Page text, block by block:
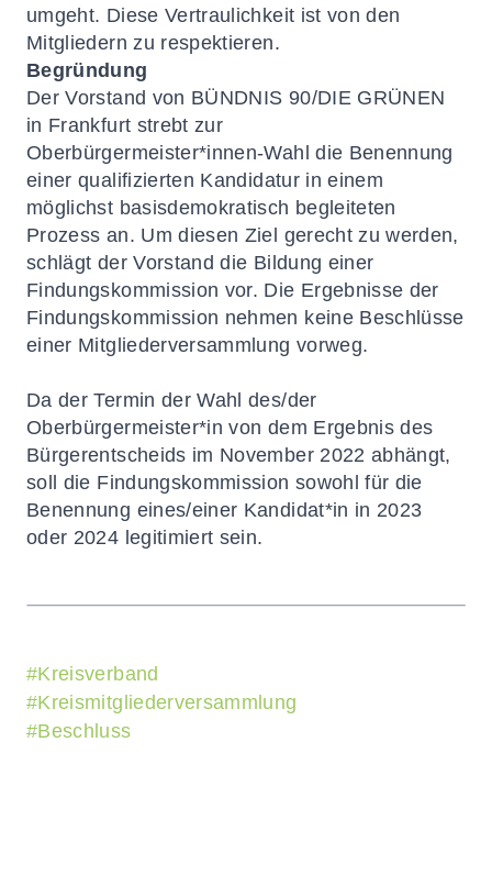
umgeht. Diese Vertraulichkeit ist von den
Mitgliedern zu respektieren.
Begründung
Der Vorstand von BÜNDNIS 90/DIE GRÜNEN
in Frankfurt strebt zur
Oberbürgermeister*innen-Wahl die Benennung
einer qualifizierten Kandidatur in einem
möglichst basisdemokratisch begleiteten
Prozess an. Um diesen Ziel gerecht zu werden,
schlägt der Vorstand die Bildung einer
Findungskommission vor. Die Ergebnisse der
Findungskommission nehmen keine Beschlüsse
einer Mitgliederversammlung vorweg.
Da der Termin der Wahl des/der
Oberbürgermeister*in von dem Ergebnis des
Bürgerentscheids im November 2022 abhängt,
soll die Findungskommission sowohl für die
Benennung eines/einer Kandidat*in in 2023
oder 2024 legitimiert sein.
#Kreisverband
#Kreismitgliederversammlung
#Beschluss